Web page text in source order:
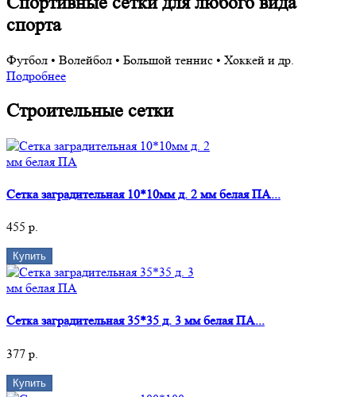
спорта
Футбол • Волейбол • Большой теннис • Хоккей и др.
Подробнее
Строительные сетки
Сетка заградительная 10*10мм д. 2 мм белая ПА...
455 р.
Купить
Сетка заградительная 35*35 д. 3 мм белая ПА...
377 р.
Купить